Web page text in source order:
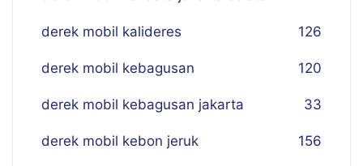
derek mobil kalideres 126
derek mobil kebagusan 120
derek mobil kebagusan jakarta 33
derek mobil kebon jeruk 156